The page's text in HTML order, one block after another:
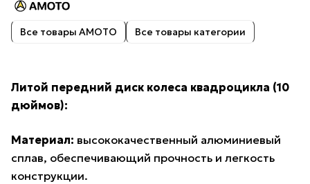
Все товары AMOTO Все товары категории
Литой передний диск колеса квадроцикла (10
дюймов):
Материал: высококачественный алюминиевый
сплав, обеспечивающий прочность и легкость
конструкции.